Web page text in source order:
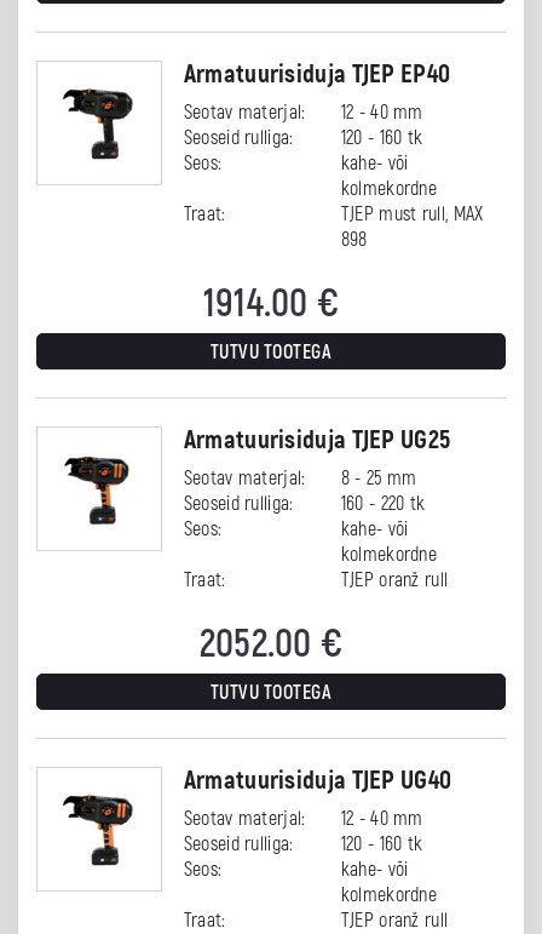
Armatuurisiduja TJEP EP40
Seotav materjal:
12 - 40 mm
Seoseid rulliga:
120 - 160 tk
Seos:
kahe- või
kolmekordne
Traat:
TJEP must rull, MAX
898
1914.00 €
TUTVU TOOTEGA
Armatuurisiduja TJEP UG25
Seotav materjal:
8 - 25 mm
Seoseid rulliga:
160 - 220 tk
Seos:
kahe- või
kolmekordne
Traat:
TJEP oranž rull
2052.00 €
TUTVU TOOTEGA
Armatuurisiduja TJEP UG40
Seotav materjal:
12 - 40 mm
Seoseid rulliga:
120 - 160 tk
Seos:
kahe- või
kolmekordne
Traat:
TJEP oranž rull